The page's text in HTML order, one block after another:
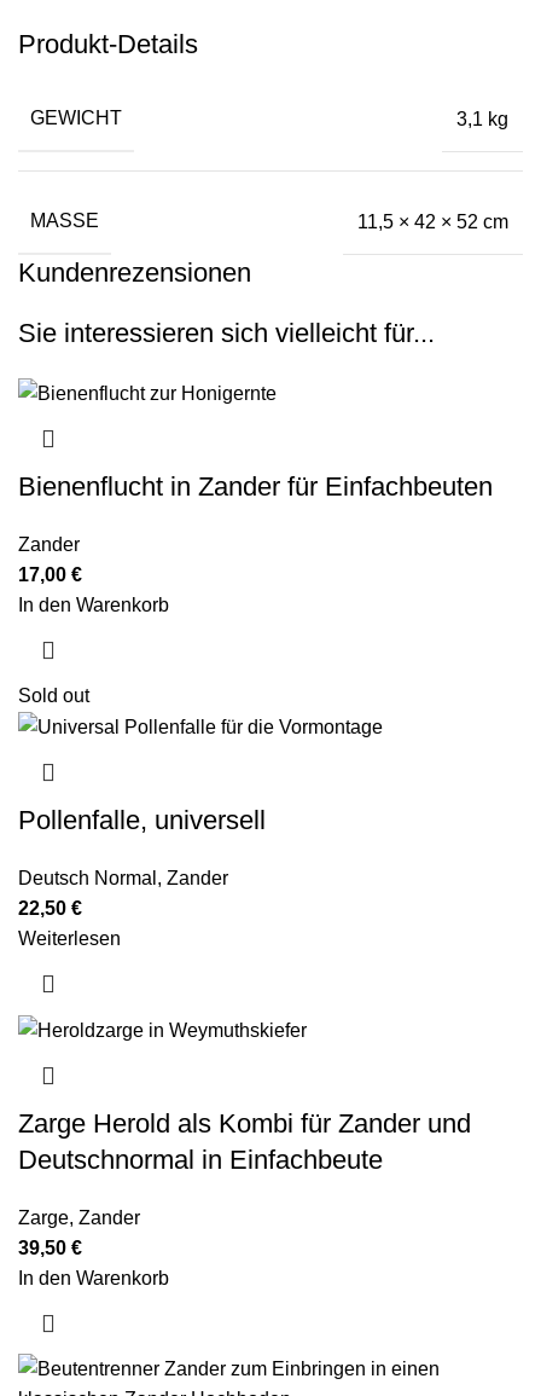
Produkt-Details
GEWICHT 3,1 kg
MASSE 11,5 × 42 × 52 cm
Kundenrezensionen
Sie interessieren sich vielleicht für...
Bienenflucht in Zander für Einfachbeuten
Zander
17,00 €
In den Warenkorb
Sold out
Pollenfalle, universell
Deutsch Normal , Zander
22,50 €
Weiterlesen
Zarge Herold als Kombi für Zander und
Deutschnormal in Einfachbeute
Zarge, Zander
39,50 €
In den Warenkorb